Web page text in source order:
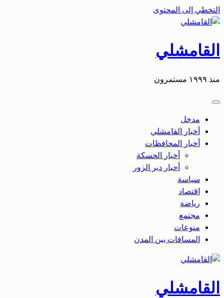
التخطي إلى المحتوى
القامشلي
منذ ١٩٩٩ مستمرون
مدخل
أخبار القامشلي
أخبار المحافظات
أخبار الحسكة
أحبار دير الزور
سياسة
اقتصاد
رياضة
مجتمع
منوعات
المسافات بين المدن
القامشلي